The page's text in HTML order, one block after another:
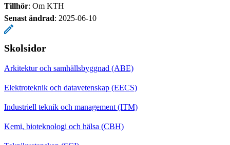
Tillhör: Om KTH
Senast ändrad: 2025-06-10
Skolsidor
Arkitektur och samhällsbyggnad (ABE)
Elektroteknik och datavetenskap (EECS)
Industriell teknik och management (ITM)
Kemi, bioteknologi och hälsa (CBH)